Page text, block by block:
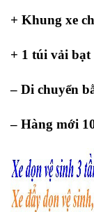
+ Khung xe
+ 1 túi vải bạt
– Di chuyển
– Hàng mới